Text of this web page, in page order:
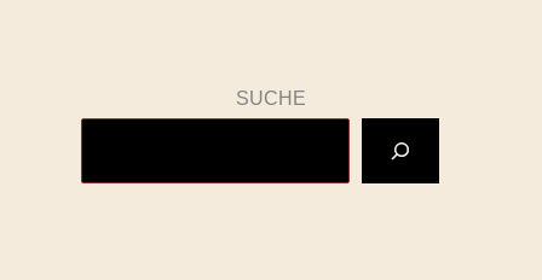
SUCHE